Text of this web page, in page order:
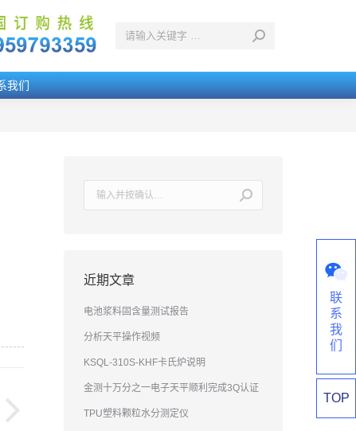
我们
近期文章
电池浆料固含量测试报告
分析天平操作视频
KSQL-310S-KHF卡氏炉说明
金测十万分之一电子天平顺利完成3Q认证
TPU塑料颗粒水分测定仪
联
系
我
们
TOP